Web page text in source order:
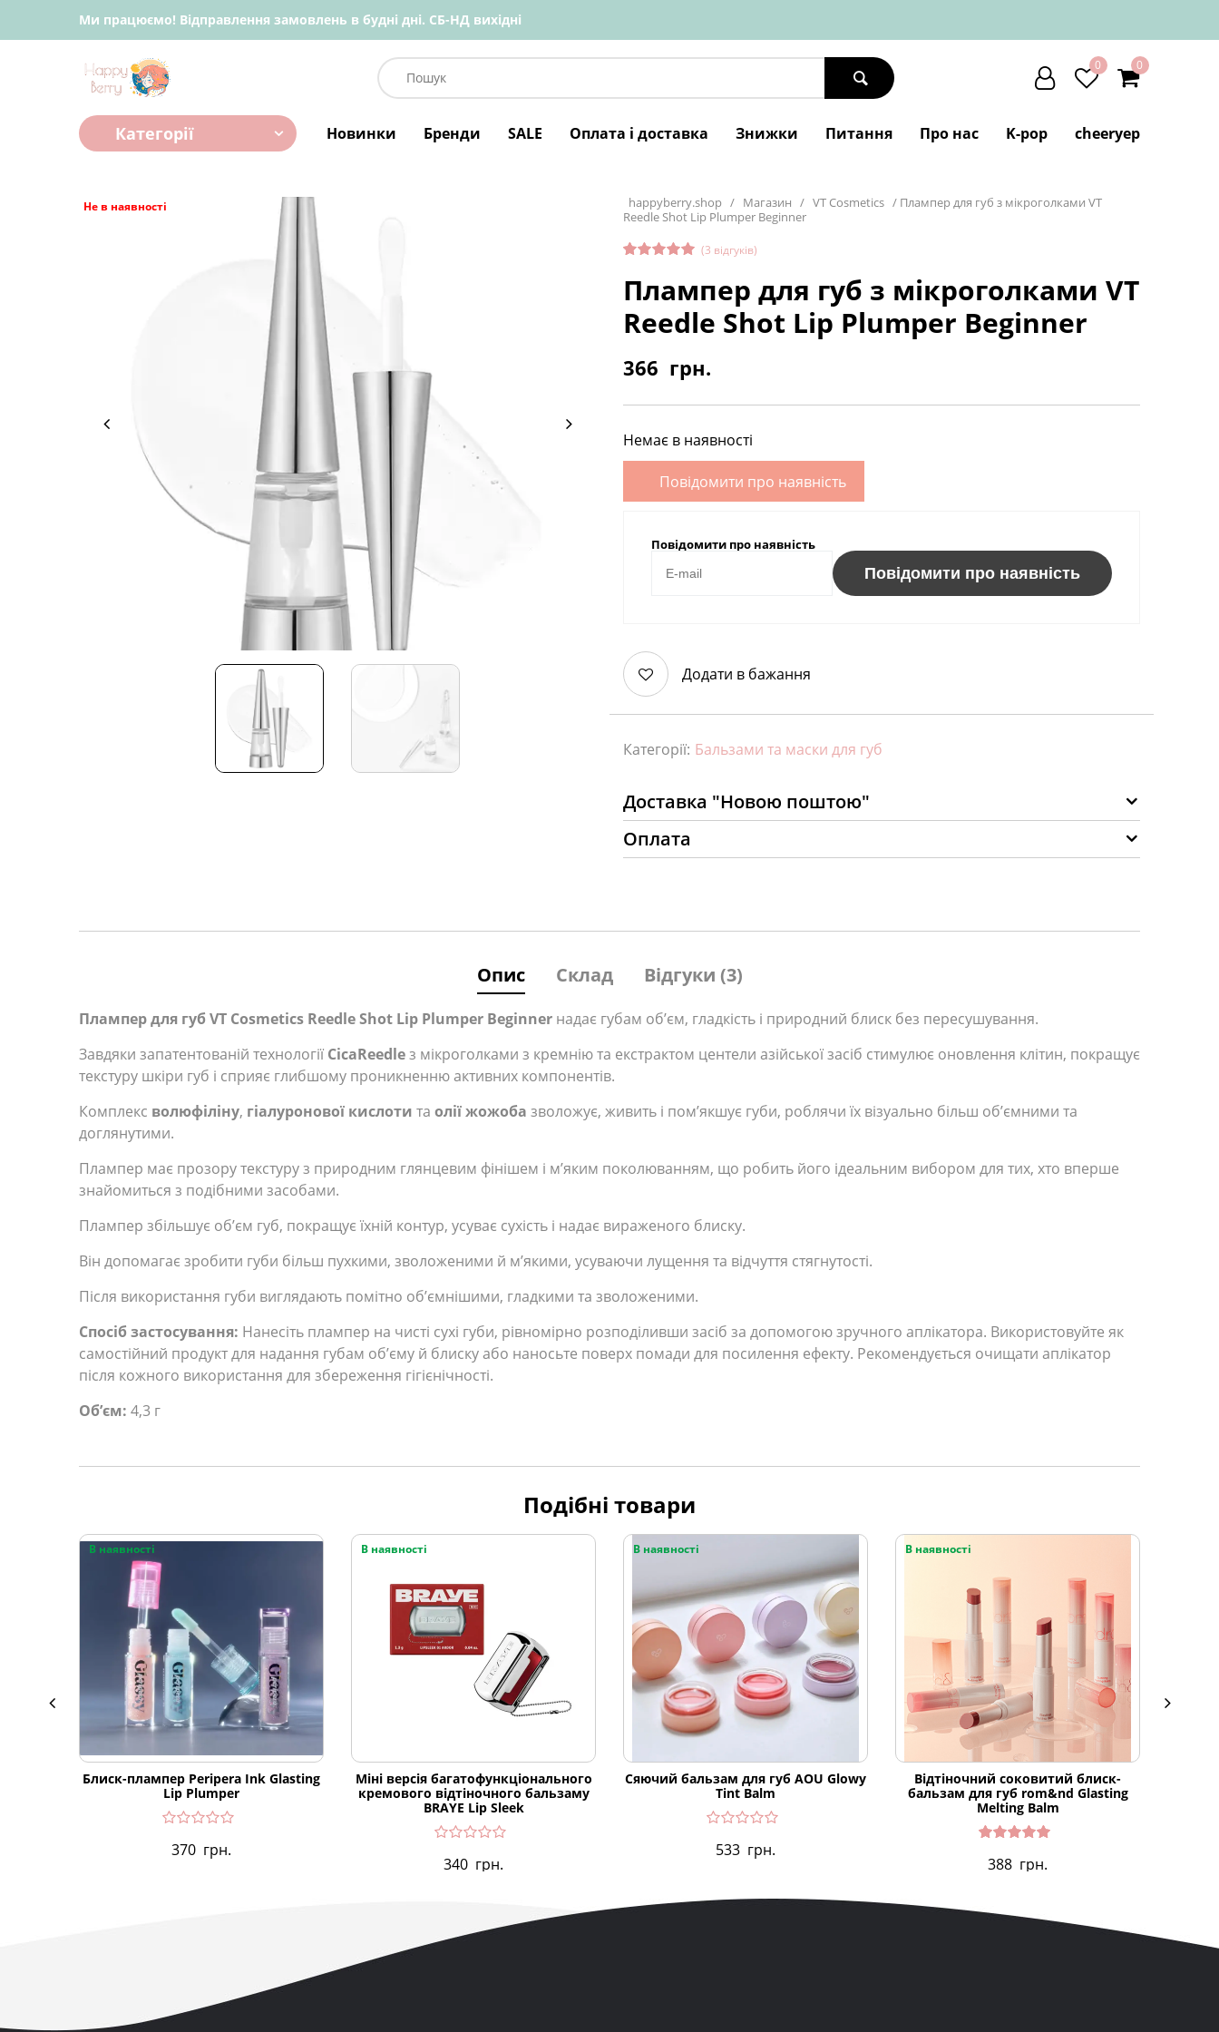
Ми працюємо! Відправлення замовлень в будні дні. СБ-НД вихідні
0 0
Категорії Новинки Бренди SALE Оплата і доставка Знижки Питання Про нас K-pop cheeryep
Не в наявності happyberry.shop / Магазин / VT Cosmetics / Плампер для губ з мікроголками VT
Reedle Shot Lip Plumper Beginner
4.67з 5
на
основі
опитува
покупців
(3 відгуків)
Плампер для губ з мікроголками VT
Reedle Shot Lip Plumper Beginner
366 грн.
Немає в наявності
Повідомити про наявність
Повідомити про наявність
Повідомити про наявність
Додати в бажання
Категорії: Бальзами та маски для губ
Доставка "Новою поштою"
Оплата
Опис Склад Відгуки (3)
Плампер для губ VT Cosmetics Reedle Shot Lip Plumper Beginner надає губам об’єм, гладкість і природний блиск без пересушування.
Завдяки запатентованій технології CicaReedleз мікроголками з кремнію та екстрактом центели азійської засіб стимулює оновлення клітин, покращує
текстуру шкіри губ і сприяє глибшому проникненню активних компонентів.
Комплекс волюфіліну, гіалуронової кислоти та олії жожоба зволожує, живить і пом’якшує губи, роблячи їх візуально більш об’ємними та
доглянутими.
Плампер має прозору текстуру з природним глянцевим фінішем і м’яким поколюванням, що робить його ідеальним вибором для тих, хто вперше
знайомиться з подібними засобами.
Плампер збільшує об’єм губ, покращує їхній контур, усуває сухість і надає вираженого блиску.
Він допомагає зробити губи більш пухкими, зволоженими й м’якими, усуваючи лущення та відчуття стягнутості.
Після використання губи виглядають помітно об’ємнішими, гладкими та зволоженими.
Спосіб застосування: Нанесіть плампер на чисті сухі губи, рівномірно розподіливши засіб за допомогою зручного аплікатора. Використовуйте як
самостійний продукт для надання губам об’єму й блиску або наносьте поверх помади для посилення ефекту. Рекомендується очищати аплікатор
після кожного використання для збереження гігієнічності.
Об’єм: 4,3 г
Подібні товари
В наявності
Блиск-плампер Peripera Ink Glasting
Lip Plumper
370 грн.
В наявності
Міні версія багатофункціонального
кремового відтіночного бальзаму
BRAYE Lip Sleek
340 грн.
В наявності
Сяючий бальзам для губ AOU Glowy
Tint Balm
533 грн.
В наявності
Відтіночний соковитий блиск-
бальзам для губ rom&nd Glasting
Melting Balm
в4.82з 5
388 грн.